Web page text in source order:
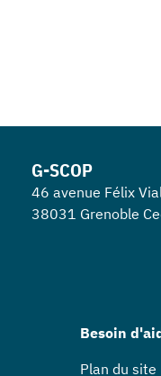
G-SCOP
46 avenue Félix
38031 Grenoble
Besoin
Plan du site